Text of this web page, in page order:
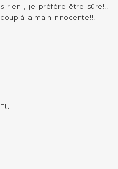
rien , je préfère être sûre!!!
à la main innocente!!!